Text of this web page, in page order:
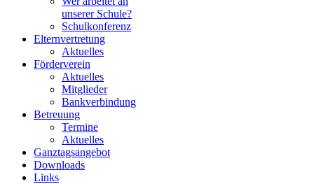
unserer Schule?
Schulkonferenz
Elternvertretung
Aktuelles
Förderverein
Aktuelles
Mitglieder
Bankverbindung
Betreuung
Termine
Aktuelles
Ganztagsangebot
Downloads
Links